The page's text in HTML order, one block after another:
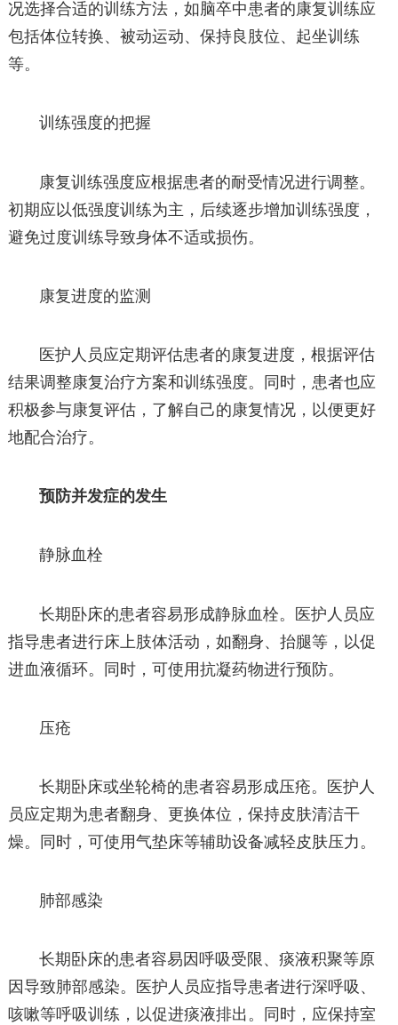
况选择合适的训练方法，如脑卒中患者的康复训练应
包括体位转换、被动运动、保持良肢位、起坐训练
等。
训练强度的把握
康复训练强度应根据患者的耐受情况进行调整。
初期应以低强度训练为主，后续逐步增加训练强度，
避免过度训练导致身体不适或损伤。
康复进度的监测
医护人员应定期评估患者的康复进度，根据评估
结果调整康复治疗方案和训练强度。同时，患者也应
积极参与康复评估，了解自己的康复情况，以便更好
地配合治疗。
预防并发症的发生
静脉血栓
长期卧床的患者容易形成静脉血栓。医护人员应
指导患者进行床上肢体活动，如翻身、抬腿等，以促
进血液循环。同时，可使用抗凝药物进行预防。
压疮
长期卧床或坐轮椅的患者容易形成压疮。医护人
员应定期为患者翻身、更换体位，保持皮肤清洁干
燥。同时，可使用气垫床等辅助设备减轻皮肤压力。
肺部感染
长期卧床的患者容易因呼吸受限、痰液积聚等原
因导致肺部感染。医护人员应指导患者进行深呼吸、
咳嗽等呼吸训练，以促进痰液排出。同时，应保持室